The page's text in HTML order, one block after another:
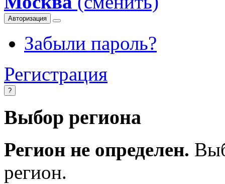
Авторизация
Забыли пароль?
Регистрация
?
Выбор региона
Регион не определен.
регион.